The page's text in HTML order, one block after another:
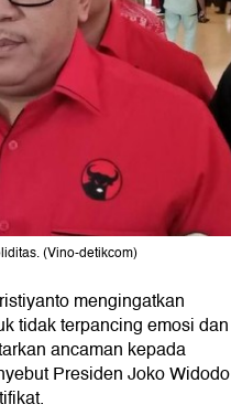
(Vino-detikcom)
mengingatkan
tidak terpancing emosi dan
ancaman kepada
Presiden Joko Widodo